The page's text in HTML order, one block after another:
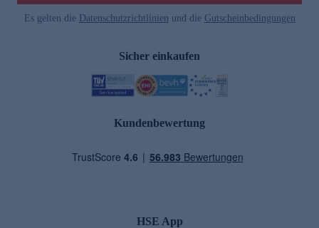
Es gelten die Datenschutzrichtlinien und die Gutscheinbedingungen
Sicher einkaufen
Kundenbewertung
HSE App